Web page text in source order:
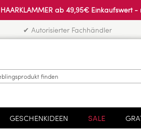
HAARKLAMMER ab 49,95€ Einkaufswert
✔ Autorisierter Fachhändler
GESCHENKIDEEN SALE